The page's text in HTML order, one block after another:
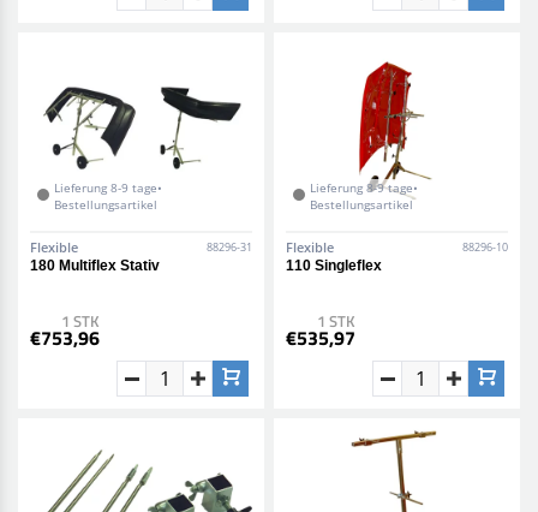
Lieferung 8-9 tage•
Bestellungsartikel
Flexible 88296-31
180 Multiflex Stativ
1 STK
€753,96
Lieferung 8-9 tage•
Bestellungsartikel
Flexible 88296-10
110 Singleflex
1 STK
€535,97